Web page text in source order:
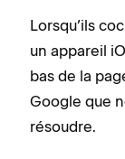
Lorsqu’ils
un appareil
bas de la
Google que
résoudre.